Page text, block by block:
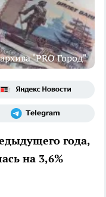
"PRO Город"
года,
на 3,6%